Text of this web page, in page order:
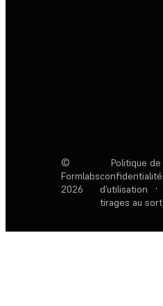
©
Formlabs
2026
Politique de
confidentialité
d’utilisation
·
tirages au sort